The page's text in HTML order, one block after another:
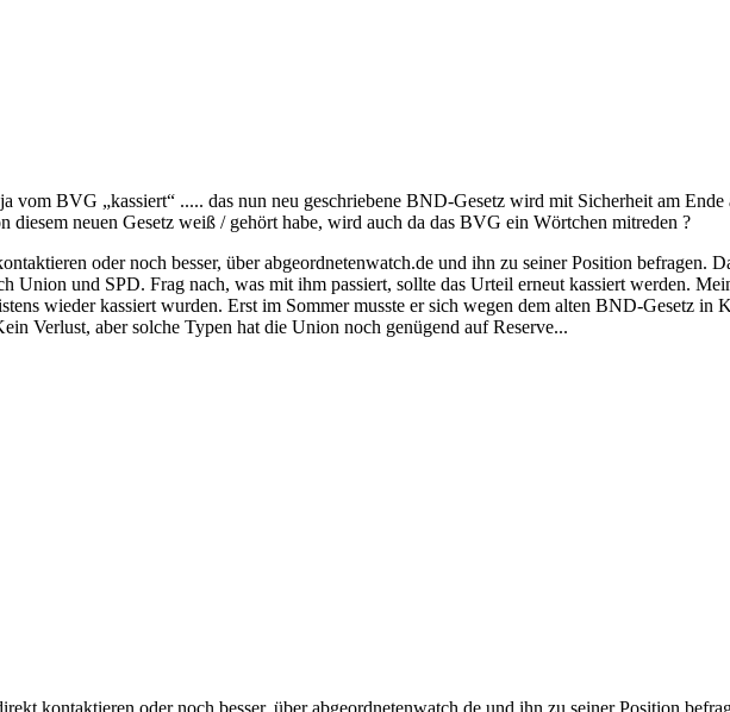
vom BVG „kassiert“ ..... das nun neu geschriebene BND-Gesetz wird mit Sicherheit am
diesem neuen Gesetz weiß / gehört habe, wird auch da das BVG ein Wörtchen mitreden ?
oder noch besser, über abgeordnetenwatch.de und ihn zu seiner Position befragen.
Union und SPD. Frag nach, was mit ihm passiert, sollte das Urteil erneut kassiert werden.
wieder kassiert wurden. Erst im Sommer musste er sich wegen dem alten BND-Gesetz
Verlust, aber solche Typen hat die Union noch genügend auf Reserve...
kontaktieren oder noch besser, über abgeordnetenwatch.de und ihn zu seiner Position